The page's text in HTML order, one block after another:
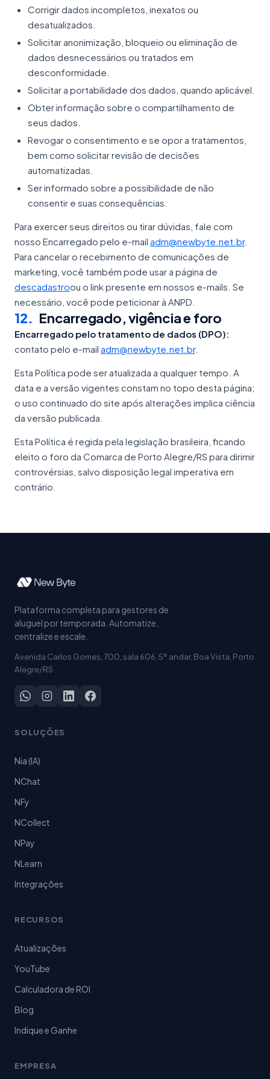
Corrigir dados incompletos, inexatos ou
desatualizados.
Solicitar anonimização, bloqueio ou eliminação de
dados desnecessários ou tratados em
desconformidade.
Solicitar a portabilidade dos dados, quando aplicável.
Obter informação sobre o compartilhamento de
seus dados.
Revogar o consentimento e se opor a tratamentos,
bem como solicitar revisão de decisões
automatizadas.
Ser informado sobre a possibilidade de não
consentir e suas consequências.
Para exercer seus direitos ou tirar dúvidas, fale com
nosso Encarregado pelo e-mail adm@newbyte.net.br.
Para cancelar o recebimento de comunicações de
marketing, você também pode usar a página de
descadastroou o link presente em nossos e-mails. Se
necessário, você pode peticionar à ANPD.
12. Encarregado, vigência e foro
Encarregado pelo tratamento de dados (DPO):
contato pelo e-mail adm@newbyte.net.br.
Esta Política pode ser atualizada a qualquer tempo. A
data e a versão vigentes constam no topo desta página;
o uso continuado do site após alterações implica ciência
da versão publicada.
Esta Política é regida pela legislação brasileira, ficando
eleito o foro da Comarca de Porto Alegre/RS para dirimir
controvérsias, salvo disposição legal imperativa em
contrário.
Plataforma completa para gestores de
aluguel por temporada. Automatize,
centralize e escale.
Avenida Carlos Gomes, 700, sala 606, 5º andar, Boa Vista, Porto
Alegre/RS
SOLUÇÕES
Nia (IA)
NChat
NFy
NCollect
NPay
NLearn
Integrações
RECURSOS
Atualizações
YouTube
Calculadora de ROI
Blog
Indique e Ganhe
EMPRESA